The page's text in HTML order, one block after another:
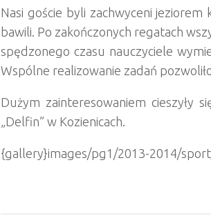
Nasi goście byli zachwyceni jeziorem
bawili. Po zakończonych regatach
spędzonego czasu nauczyciele
Wspólne realizowanie zadań
Dużym zainteresowaniem cieszyły
„Delfin” w Kozienicach.
{gallery}images/pg1/2013-2014/